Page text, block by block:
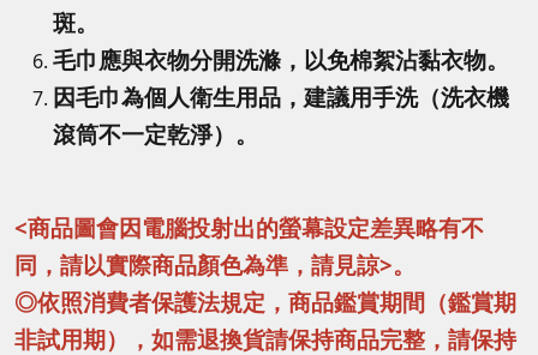
斑。
毛巾應與衣物分開洗滌，以免棉絮沾黏衣物。
因毛巾為個人衛生用品，建議用手洗（洗衣機
滾筒不一定乾淨）。
<商品圖會因電腦投射出的螢幕設定差異略有不
同，請以實際商品顏色為準，請見諒>。
◎依照消費者保護法規定，商品鑑賞期間（鑑賞期
非試用期），如需退換貨請保持商品完整，請保持